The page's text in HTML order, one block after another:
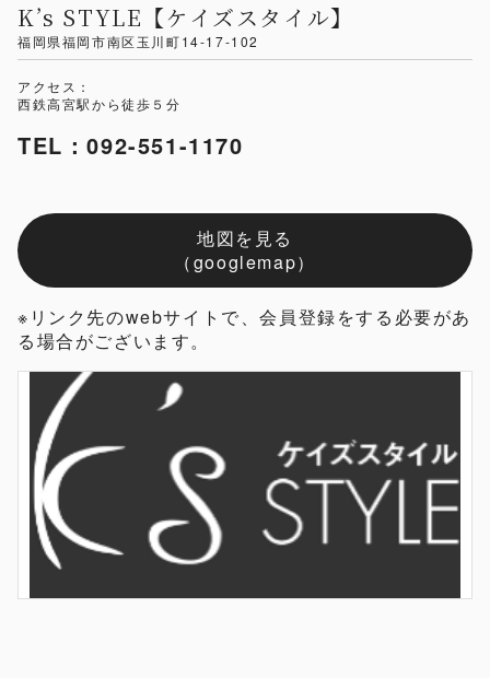
K’s STYLE【ケイズスタイル】
福岡県福岡市南区玉川町14-17-102
アクセス：
西鉄高宮駅から徒歩５分
TEL：092-551-1170
地図を見る
（googlemap）
※リンク先のwebサイトで、会員登録をする必要があ
る場合がございます。